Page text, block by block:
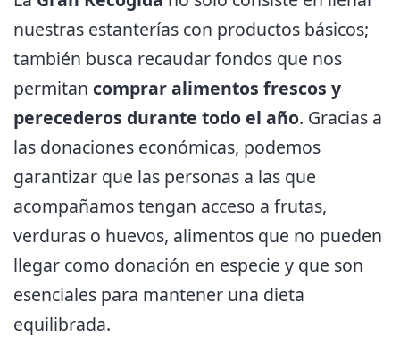
nuestras estanterías con productos básicos;
también busca recaudar fondos que nos
permitan comprar alimentos frescos y
perecederos durante todo el año. Gracias a
las donaciones económicas, podemos
garantizar que las personas a las que
acompañamos tengan acceso a frutas,
verduras o huevos, alimentos que no pueden
llegar como donación en especie y que son
esenciales para mantener una dieta
equilibrada.